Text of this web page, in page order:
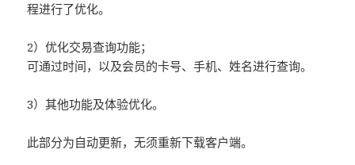
程进行了优化。
2）优化交易查询功能；
可通过时间，以及会员的卡号、手机、姓名进行查询。
3）其他功能及体验优化。
此部分为自动更新，无须重新下载客户端。